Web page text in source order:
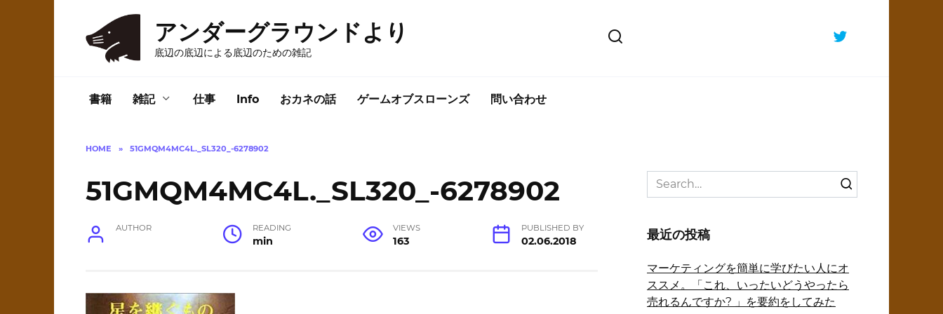
アンダーグラウンドより
底辺の底辺による底辺のための雑記
書籍 雑記 仕事 Info おカネの話 ゲームオブスローンズ 問い合わせ
HOME » 51GMQM4MC4L._SL320_-6278902
51GMQM4MC4L._SL320_-6278902
AUTHOR READING
min
VIEWS
163
PUBLISHED BY
02.06.2018
Search
for:
最近の投稿
マーケティングを簡単に学びたい人にオ
ススメ。「これ、いったいどうやったら
売れるんですか? 」を要約をしてみた